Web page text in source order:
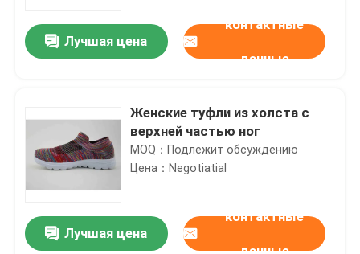
Дом
Видео
Лучшая цена
контактные
данные
Женские туфли из холста с
верхней частью ног
MOQ：Подлежит обсуждению
Цена：Negotiatial
Лучшая цена
контактные
данные
Легкие спортивные туфли с крутыми ногтями